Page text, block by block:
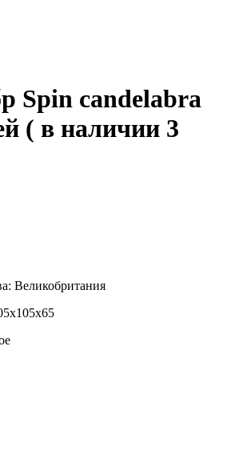
Spin candelabra
( в наличии 3
Великобритания